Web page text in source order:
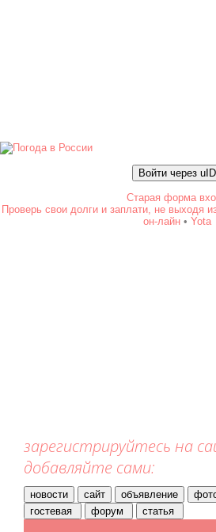
Войти через uID
Старая форма
Проверь свои долги и заплати, не выходя
он-лайн • Yota
зарегистрируйтесь на
добавляйте сами: